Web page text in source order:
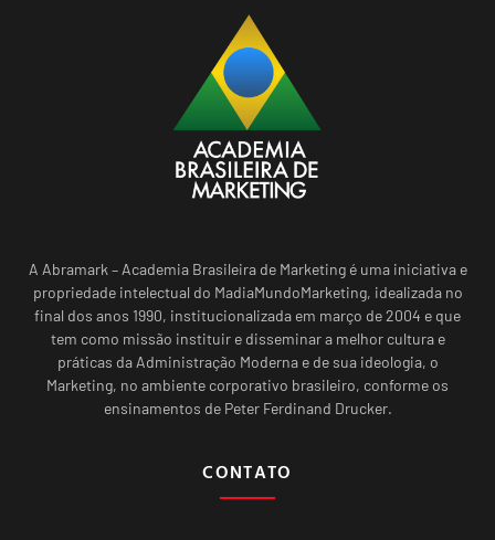
A Abramark – Academia Brasileira de Marketing é uma iniciativa e
propriedade intelectual do MadiaMundoMarketing, idealizada no
final dos anos 1990, institucionalizada em março de 2004 e que
tem como missão instituir e disseminar a melhor cultura e
práticas da Administração Moderna e de sua ideologia, o
Marketing, no ambiente corporativo brasileiro, conforme os
ensinamentos de Peter Ferdinand Drucker.
CONTATO